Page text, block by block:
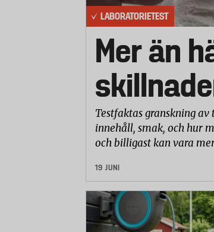
LABORATORIETEST
Mer än
Testfaktas granskning
innehåll, smak, och hur
och billigast kan vara
19 JUNI